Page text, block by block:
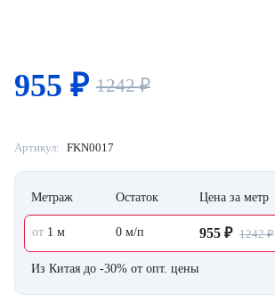
955 ₽ 1242₽
Артикул: FKN0017
Метраж Остаток Цена за метр
от 1 м 0 м/п 955 ₽ 1242 ₽
Из Китая до -30% от опт. цены